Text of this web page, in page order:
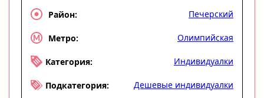
Район: Печерский
Метро: Олимпийская
Категория: Индивидуалки
Подкатегория: Дешевые индивидуалки